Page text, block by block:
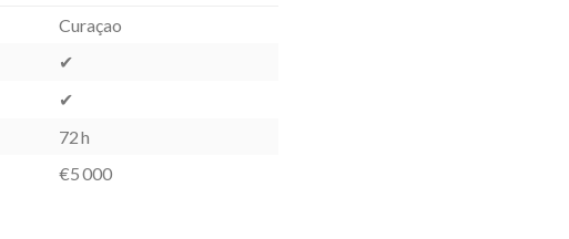
Curaçao
✔︎
✔︎
72 h
€5 000